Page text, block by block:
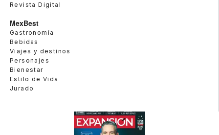
Revista Digital
MexBest
Gastronomía
Bebidas
Viajes y destinos
Personajes
Bienestar
Estilo de Vida
Jurado